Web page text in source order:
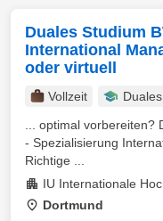
Duales Studium
International
oder virtuell
Vollzeit
... optimal
- Spezialisierung
Richtige ...
IU Internationale
Dortmund